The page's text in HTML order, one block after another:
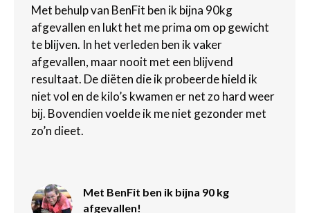
Met behulp van BenFit ben ik bijna 90kg
afgevallen en lukt het me prima om op gewicht
te blijven. In het verleden ben ik vaker
afgevallen, maar nooit met een blijvend
resultaat. De diëten die ik probeerde hield ik
niet vol en de kilo’s kwamen er net zo hard weer
bij. Bovendien voelde ik me niet gezonder met
zo’n dieet.
Met BenFit ben ik bijna 90 kg
afgevallen!